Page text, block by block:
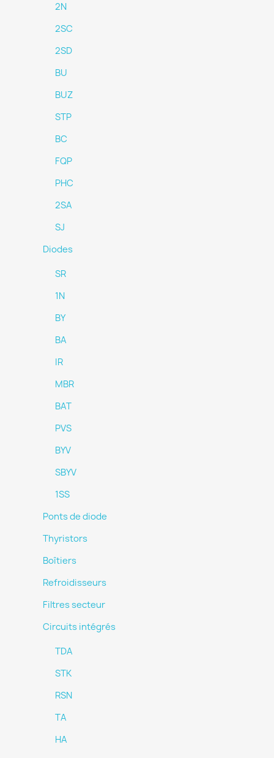
2N
2SC
2SD
BU
BUZ
STP
BC
FQP
PHC
2SA
SJ
Diodes
SR
1N
BY
BA
IR
MBR
BAT
PVS
BYV
SBYV
1SS
Ponts de diode
Thyristors
Boîtiers
Refroidisseurs
Filtres secteur
Circuits intégrés
TDA
STK
RSN
TA
HA